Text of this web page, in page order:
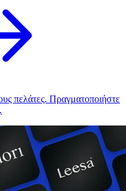
πελάτες. Πραγματοποιήστε